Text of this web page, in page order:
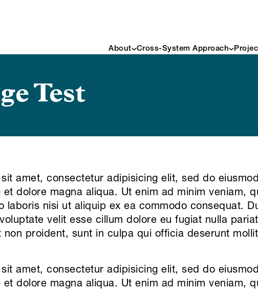
About Cross-System Approach
Test
amet, consectetur adipisicing elit, sed do
dolore magna aliqua. Ut enim ad minim veniam,
laboris nisi ut aliquip ex ea commodo consequat.
velit esse cillum dolore eu fugiat nulla
proident, sunt in culpa qui officia deserunt
amet, consectetur adipisicing elit, sed do
dolore magna aliqua. Ut enim ad minim veniam,